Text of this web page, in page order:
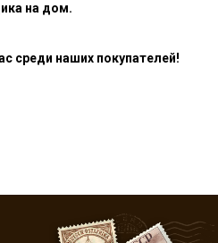
на дом.
среди наших покупателей!